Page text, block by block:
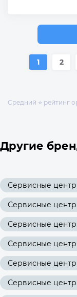
1 2
Средний ⭐ рейтинг
Другие
Сервисные
Сервисные
Сервисные
Сервисные
Сервисные
Сервисные